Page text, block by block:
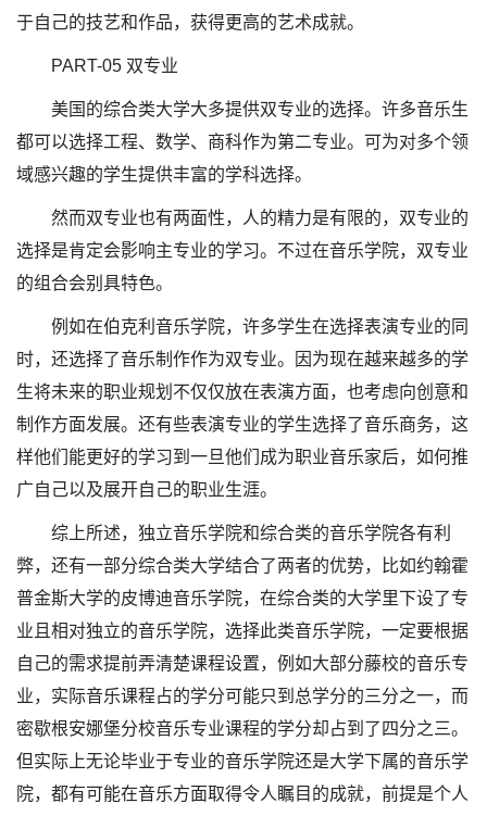
于自己的技艺和作品，获得更高的艺术成就。
PART-05 双专业
美国的综合类大学大多提供双专业的选择。许多音乐生
都可以选择工程、数学、商科作为第二专业。可为对多个领
域感兴趣的学生提供丰富的学科选择。
然而双专业也有两面性，人的精力是有限的，双专业的
选择是肯定会影响主专业的学习。不过在音乐学院，双专业
的组合会别具特色。
例如在伯克利音乐学院，许多学生在选择表演专业的同
时，还选择了音乐制作作为双专业。因为现在越来越多的学
生将未来的职业规划不仅仅放在表演方面，也考虑向创意和
制作方面发展。还有些表演专业的学生选择了音乐商务，这
样他们能更好的学习到一旦他们成为职业音乐家后，如何推
广自己以及展开自己的职业生涯。
综上所述，独立音乐学院和综合类的音乐学院各有利
弊，还有一部分综合类大学结合了两者的优势，比如约翰霍
普金斯大学的皮博迪音乐学院，在综合类的大学里下设了专
业且相对独立的音乐学院，选择此类音乐学院，一定要根据
自己的需求提前弄清楚课程设置，例如大部分藤校的音乐专
业，实际音乐课程占的学分可能只到总学分的三分之一，而
密歇根安娜堡分校音乐专业课程的学分却占到了四分之三。
但实际上无论毕业于专业的音乐学院还是大学下属的音乐学
院，都有可能在音乐方面取得令人瞩目的成就，前提是个人